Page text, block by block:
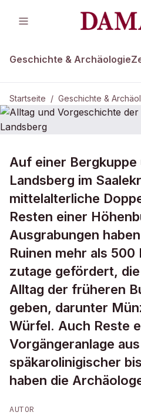
Geschichte & Archäologie
Startseite / Geschichte &
Alltag und
mittelalterlichen
Auf einer
Landsberg im
mittelalterliche
Resten einer
Ausgrabungen
Ruinen mehr als 500
zutage gefördert,
Alltag der früheren
geben, darunter
Würfel. Auch Reste
Vorgängeranlage aus
späkarolinigischer
haben die
AUTOR